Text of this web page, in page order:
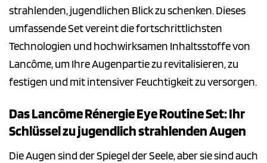
strahlenden, jugendlichen Blick zu schenken. Dieses
umfassende Set vereint die fortschrittlichsten
Technologien und hochwirksamen Inhaltsstoffe von
Lancôme, um Ihre Augenpartie zu revitalisieren, zu
festigen und mit intensiver Feuchtigkeit zu versorgen.
Das Lancôme Rénergie Eye Routine Set: Ihr
Schlüssel zu jugendlich strahlenden Augen
Die Augen sind der Spiegel der Seele, aber sie sind auch